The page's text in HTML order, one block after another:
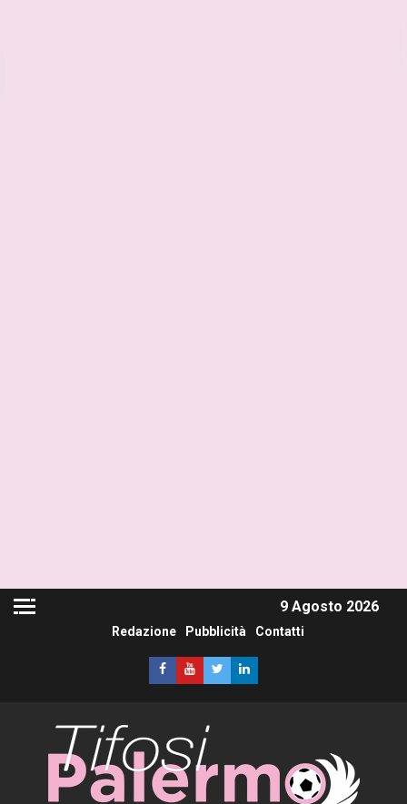
9 Agosto 2026
Redazione Pubblicità Contatti